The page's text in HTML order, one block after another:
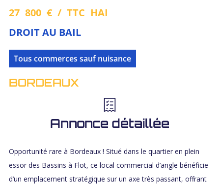
27 800 € / TTC HAI
DROIT AU BAIL
Tous commerces sauf nuisance
BORDEAUX
Annonce détaillée
Opportunité rare à Bordeaux ! Situé dans le quartier en plein
essor des Bassins à Flot, ce local commercial d’angle bénéficie
d’un emplacement stratégique sur un axe très passant, offrant